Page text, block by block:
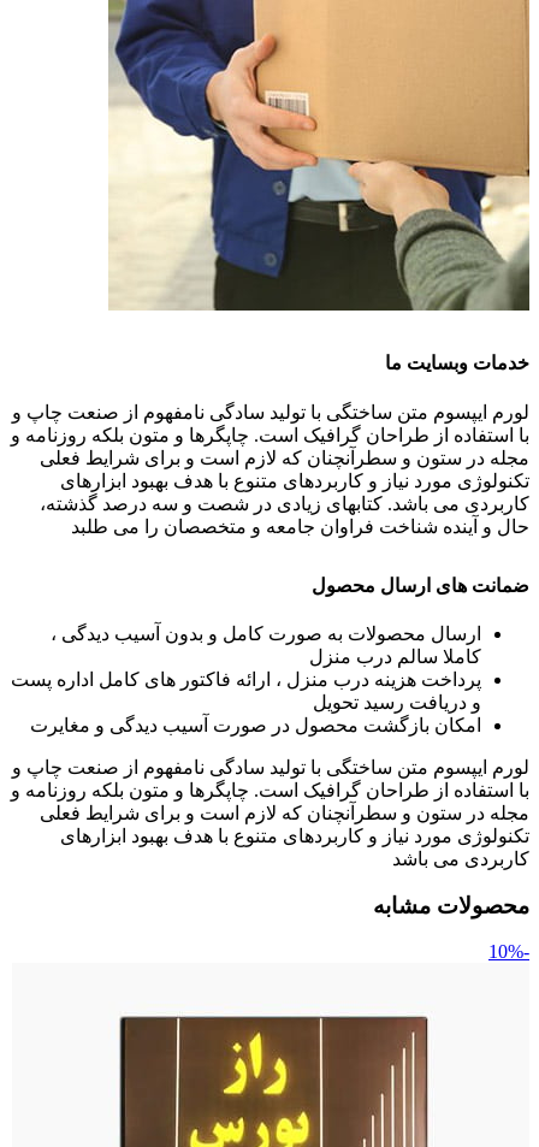
خدمات وبسایت ما
لورم ایپسوم متن ساختگی با تولید سادگی نامفهوم از صنعت چاپ و
با استفاده از طراحان گرافیک است. چاپگرها و متون بلکه روزنامه و
مجله در ستون و سطرآنچنان که لازم است و برای شرایط فعلی
تکنولوژی مورد نیاز و کاربردهای متنوع با هدف بهبود ابزارهای
کاربردی می باشد. کتابهای زیادی در شصت و سه درصد گذشته،
حال و آینده شناخت فراوان جامعه و متخصصان را می طلبد
ضمانت های ارسال محصول
ارسال محصولات به صورت کامل و بدون آسیب دیدگی ،
کاملا سالم درب منزل
پرداخت هزینه درب منزل ، ارائه فاکتور های کامل اداره پست
و دریافت رسید تحویل
امکان بازگشت محصول در صورت آسیب دیدگی و مغایرت
لورم ایپسوم متن ساختگی با تولید سادگی نامفهوم از صنعت چاپ و
با استفاده از طراحان گرافیک است. چاپگرها و متون بلکه روزنامه و
مجله در ستون و سطرآنچنان که لازم است و برای شرایط فعلی
تکنولوژی مورد نیاز و کاربردهای متنوع با هدف بهبود ابزارهای
کاربردی می باشد
محصولات مشابه
-10%